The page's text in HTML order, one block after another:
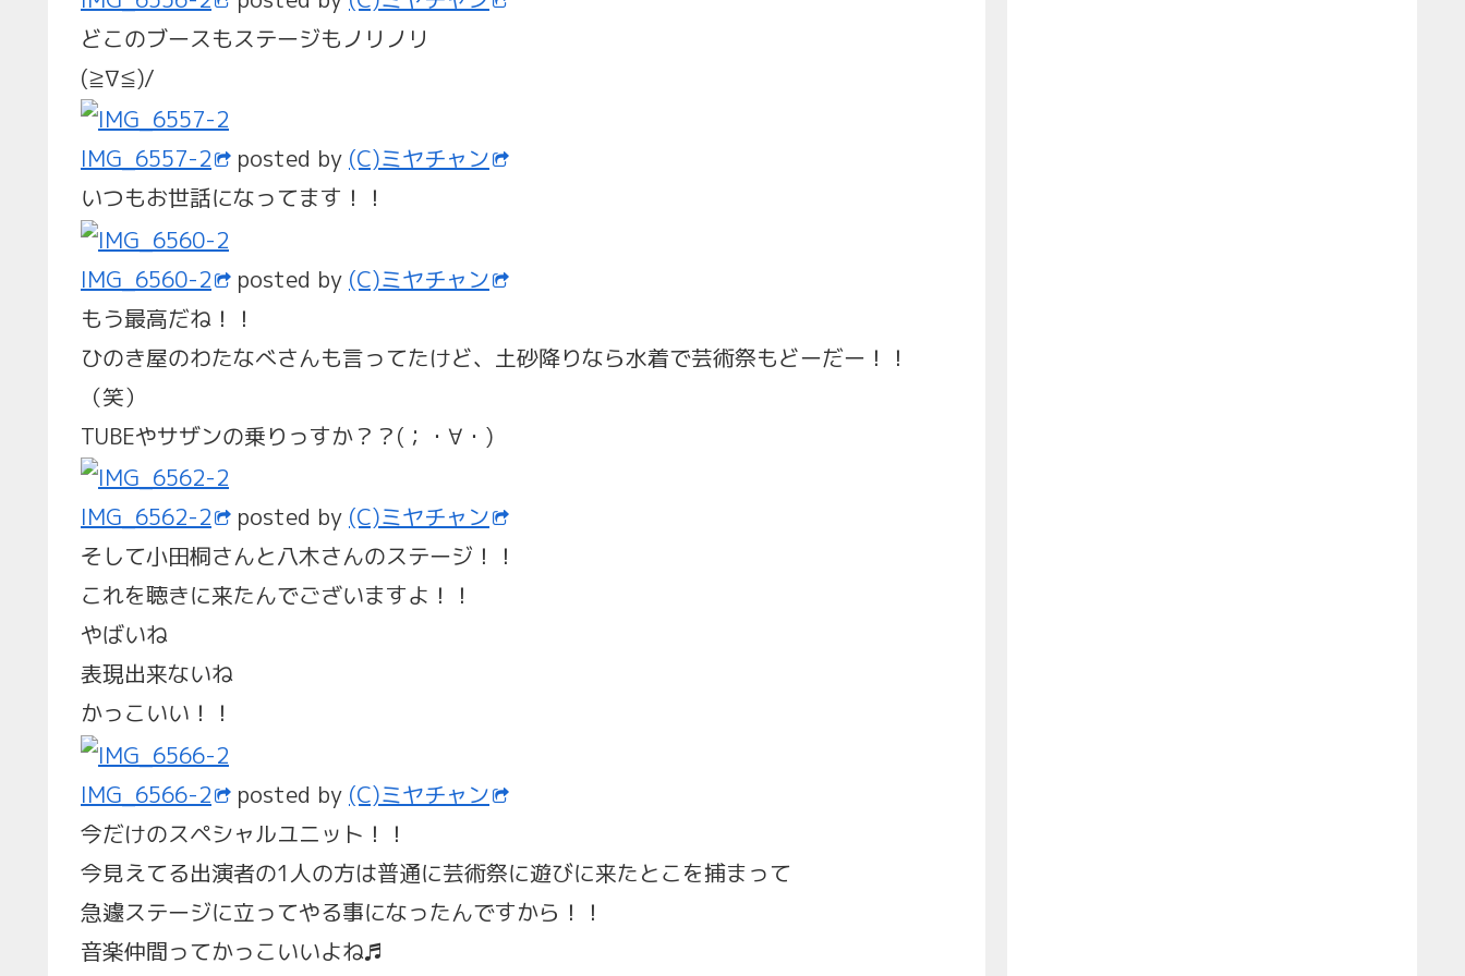
どこのブースもステージもノリノリ
(≧∇≦)/
IMG_6557-2 posted by (C)ミヤチャン
いつもお世話になってます！！
IMG_6560-2 posted by (C)ミヤチャン
もう最高だね！！
ひのき屋のわたなべさんも言ってたけど、土砂降りなら水着で芸術祭もどーだー！！
（笑）
TUBEやサザンの乗りっすか？？(；・∀・)
IMG_6562-2 posted by (C)ミヤチャン
そして小田桐さんと八木さんのステージ！！
これを聴きに来たんでございますよ！！
やばいね
表現出来ないね
かっこいい！！
IMG_6566-2 posted by (C)ミヤチャン
今だけのスペシャルユニット！！
今見えてる出演者の1人の方は普通に芸術祭に遊びに来たとこを捕まって
急遽ステージに立ってやる事になったんですから！！
音楽仲間ってかっこいいよね♬